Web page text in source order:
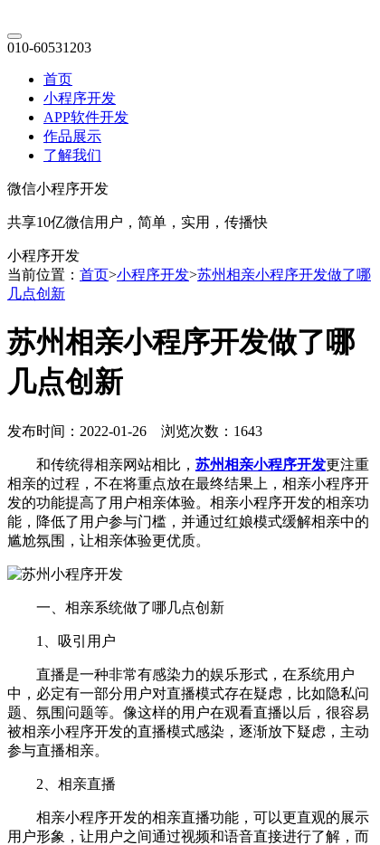
010-60531203
首页
小程序开发
APP软件开发
作品展示
了解我们
微信小程序开发
共享10亿微信用户，简单，实用，传播快
小程序开发
当前位置： 首页>小程序开发>苏州相亲小程序开发做了哪
几点创新
苏州相亲小程序开发做了哪
几点创新
发布时间：2022-01-26 浏览次数：1643
和传统得相亲网站相比， 苏州相亲小程序开发更注重
相亲的过程，不在将重点放在最终结果上，相亲小程序开
发的功能提高了用户相亲体验。相亲小程序开发的相亲功
能，降低了用户参与门槛，并通过红娘模式缓解相亲中的
尴尬氛围，让相亲体验更优质。
一、相亲系统做了哪几点创新
1、吸引用户
直播是一种非常有感染力的娱乐形式，在系统用户
中，必定有一部分用户对直播模式存在疑虑，比如隐私问
题、氛围问题等。像这样的用户在观看直播以后，很容易
被相亲小程序开发的直播模式感染，逐渐放下疑虑，主动
参与直播相亲。
2、相亲直播
相亲小程序开发的相亲直播功能，可以更直观的展示
用户形象，让用户之间通过视频和语音直接进行了解，而